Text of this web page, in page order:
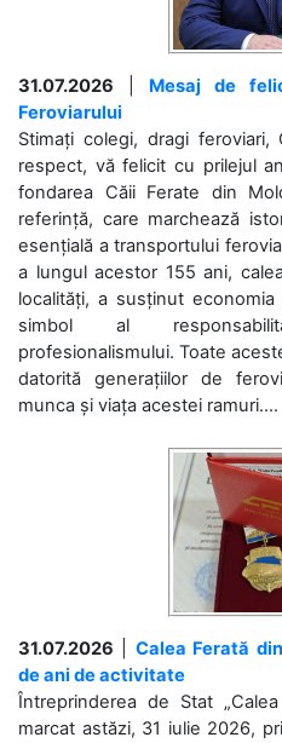
31.07.2026
Mesaj de
Feroviarului
Stimați colegi, dragi
respect, vă felicit cu prilejul
fondarea Căii Ferate din
referință, care marchează
esențială a transportului
a lungul acestor 155 ani,
localități, a susținut
simbol al
profesionalismului. Toate
datorită generațiilor de
munca și viața acestei ramuri....
31.07.2026
Calea Ferată
de ani de activitate
Întreprinderea de Stat
marcat astăzi, 31 iulie 2026,